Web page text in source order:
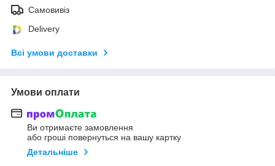
Самовивіз
Delivery
Всі умови доставки
Умови оплати
Ви отримаєте замовлення
або гроші повернуться на вашу картку
Детальніше